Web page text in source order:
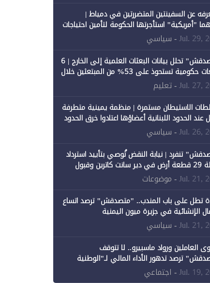
عن السفينتين المتضررتين في دمياط |
"أمريكية" استأجرتها الحكومة لتأمين احتياجات
Jul. 29,- سياسي
"متصدقش" تحلل بيانات البعثات العلمية إلى الخارج | 6
جامعات حكومية تستحوذ على 53% من المبتعثين خلال
Jul. 27,- تعليم
الاستيطان مستمرة | منظمة يمينية متطرفة
عند الحدود اللبنانية أعضاؤها اعتادوا خرق الحدود
Jul. 26,- سياسي
تنفرد | نيابة النقض تُوصي بتأييد استرداد
الدولة 29 قطعة أرض في دير سانت كاترين وقبول
جزئيًا (1)Jul. 21,- موضوعات
تطل على باب المندب.. "متصدقش" ترصد اتساع
الإنشائية في جزيرة ميون اليمنية
Jul. 21,- سياسي
العاملين ورواد ماسبيرو.. لا تتوقف
ترصد تدهور الأداء المالي لـ"الوطنية
Jul. 19,- اجتماعي